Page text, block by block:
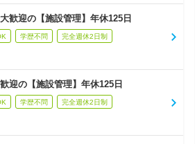
迎の【施設管理】年休125日
学歴不問 完全週休2日制
の【施設管理】年休125日
学歴不問 完全週休2日制